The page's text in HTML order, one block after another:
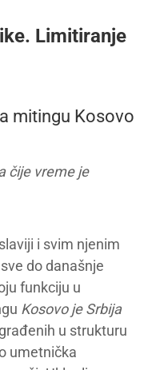
Limitiranje
mitingu Kosovo
čije vreme je
i svim njenim
do današnje
funkciju u
Kosovo je Srbija
u strukturu
umetnička